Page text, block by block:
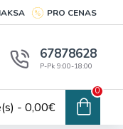
PRO CENAS
67878628
P-Pk 9:00-18:00
- 0,00€
0